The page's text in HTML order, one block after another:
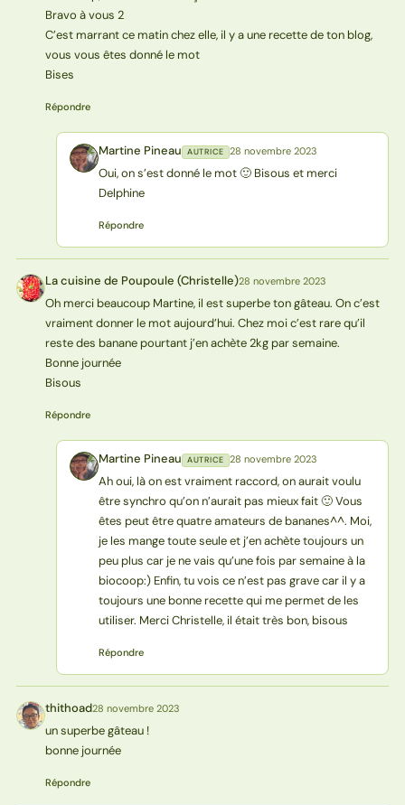
Bravo à vous 2
C’est marrant ce matin chez elle, il y a une recette de ton blog,
vous vous êtes donné le mot
Bises
Répondre
MP Martine Pineau AUTRICE 28 novembre 2023
Oui, on s’est donné le mot 🙂 Bisous et merci
Delphine
Répondre
L( La cuisine de Poupoule (Christelle)28 novembre 2023
Oh merci beaucoup Martine, il est superbe ton gâteau. On c’est
vraiment donner le mot aujourd’hui. Chez moi c’est rare qu’il
reste des banane pourtant j’en achète 2kg par semaine.
Bonne journée
Bisous
Répondre
MP Martine Pineau AUTRICE 28 novembre 2023
Ah oui, là on est vraiment raccord, on aurait voulu
être synchro qu’on n’aurait pas mieux fait 🙂 Vous
êtes peut être quatre amateurs de bananes^^. Moi,
je les mange toute seule et j’en achète toujours un
peu plus car je ne vais qu’une fois par semaine à la
biocoop:) Enfin, tu vois ce n’est pas grave car il y a
toujours une bonne recette qui me permet de les
utiliser. Merci Christelle, il était très bon, bisous
Répondre
T thithoad28 novembre 2023
un superbe gâteau !
bonne journée
Répondre